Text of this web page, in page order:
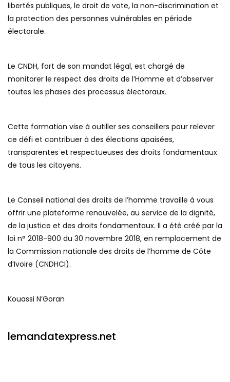
libertés publiques, le droit de vote, la non-discrimination et
la protection des personnes vulnérables en période
électorale.
Le CNDH, fort de son mandat légal, est chargé de
monitorer le respect des droits de l’Homme et d’observer
toutes les phases des processus électoraux.
Cette formation vise à outiller ses conseillers pour relever
ce défi et contribuer à des élections apaisées,
transparentes et respectueuses des droits fondamentaux
de tous les citoyens.
Le Conseil national des droits de l’homme travaille à vous
offrir une plateforme renouvelée, au service de la dignité,
de la justice et des droits fondamentaux. Il a été créé par la
loi n° 2018-900 du 30 novembre 2018, en remplacement de
la Commission nationale des droits de l’homme de Côte
d’Ivoire (CNDHCI).
Kouassi N’Goran
lemandatexpress.net